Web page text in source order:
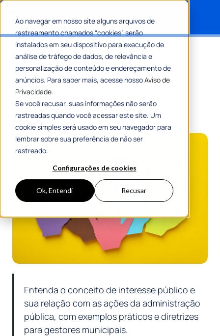
Ao navegar em nosso site alguns arquivos de
rastreamento chamados “cookies” serão
instalados em seu dispositivo para execução de
análise de tráfego de dados, de relevância e
personalização de conteúdo e endereçamento de
anúncios. Para saber mais, acesse nossoAviso de
Privacidade.
Se você recusar, suas informações não serão
rastreadas quando você acessar este site. Um
cookie simples será usado em seu navegador para
lembrar sobre sua preferência de não ser
rastreado.
Configurações de cookies
Ok, Entendi Recusar
Interesse público e como ele se
relaciona com as ações da
administração pública
Por Equipe Editorial 1Doc
06 Agosto 2024
9 Min De Leitura
Entenda o conceito de interesse público e
sua relação com as ações da administração
pública, com exemplos práticos e diretrizes
para gestores municipais.